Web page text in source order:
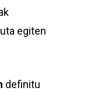
egiten
definitu